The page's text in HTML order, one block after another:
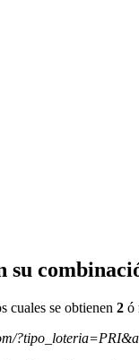
cuales se obtienen 2 ó